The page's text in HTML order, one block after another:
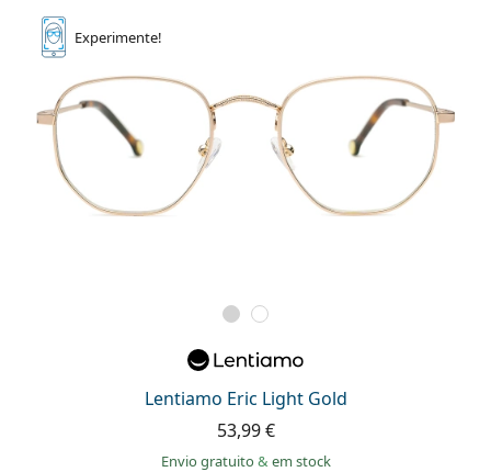
Experimente!
Lentiamo Eric Light Gold
53,99 €
Envio gratuito& em stock